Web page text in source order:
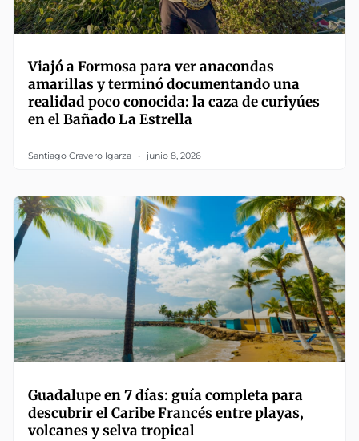
Viajó a Formosa para ver anacondas
amarillas y terminó documentando una
realidad poco conocida: la caza de curiyúes
en el Bañado La Estrella
Santiago Cravero Igarza junio 8, 2026
Guadalupe en 7 días: guía completa para
descubrir el Caribe Francés entre playas,
volcanes y selva tropical